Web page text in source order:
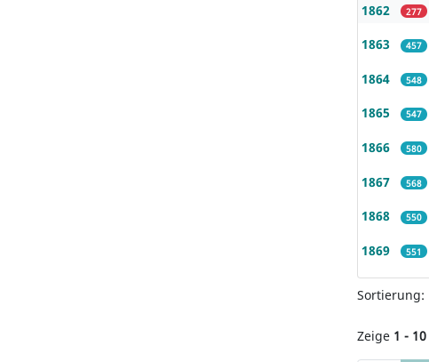
1862 277
1863 457
1864 548
1865 547
1866 580
1867 568
1868 550
1869 551
Sortierung:
Zeige 1 - 10